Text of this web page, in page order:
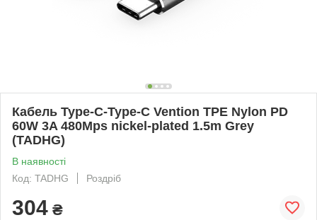
Кабель Type-C-Type-C Vention TPE Nylon PD
60W 3A 480Mps nickel-plated 1.5m Grey
(TADHG)
В наявності
Код: TADHG
Роздріб
304 ₴